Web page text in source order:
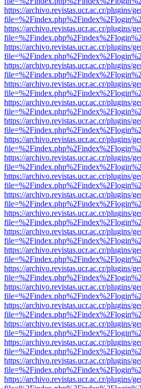
https://archivo.revistas.ucr.ac.cr/plugins/
https://archivo.revistas.ucr.ac.cr/plugins/
https://archivo.revistas.ucr.ac.cr/plugins/
https://archivo.revistas.ucr.ac.cr/plugins/
https://archivo.revistas.ucr.ac.cr/plugins/
https://archivo.revistas.ucr.ac.cr/plugins/
https://archivo.revistas.ucr.ac.cr/plugins/
https://archivo.revistas.ucr.ac.cr/plugins/
https://archivo.revistas.ucr.ac.cr/plugins/
https://archivo.revistas.ucr.ac.cr/plugins/
https://archivo.revistas.ucr.ac.cr/plugins/
https://archivo.revistas.ucr.ac.cr/plugins/
https://archivo.revistas.ucr.ac.cr/plugins/
https://archivo.revistas.ucr.ac.cr/plugins/
https://archivo.revistas.ucr.ac.cr/plugins/
https://archivo.revistas.ucr.ac.cr/plugins/
https://archivo.revistas.ucr.ac.cr/plugins/
https://archivo.revistas.ucr.ac.cr/plugins/
https://archivo.revistas.ucr.ac.cr/plugins/
https://archivo.revistas.ucr.ac.cr/plugins/
https://archivo.revistas.ucr.ac.cr/plugins/